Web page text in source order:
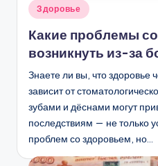
Опубликовано
Здоровье
Какие проблемы
возникнуть из-за
Знаете ли вы, что здоровье
зависит от
зубами и дёснами могут
последствиям — не только
проблем со здоровьем, но…